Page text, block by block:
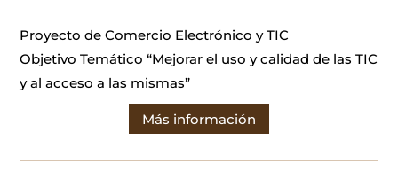
Proyecto de Comercio Electrónico y TIC
Objetivo Temático “Mejorar el uso y calidad de las TIC
y al acceso a las mismas”
Más información